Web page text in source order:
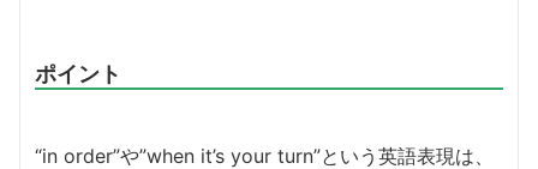
ポイント
“in order”や”when it’s your turn”という英語表現は、